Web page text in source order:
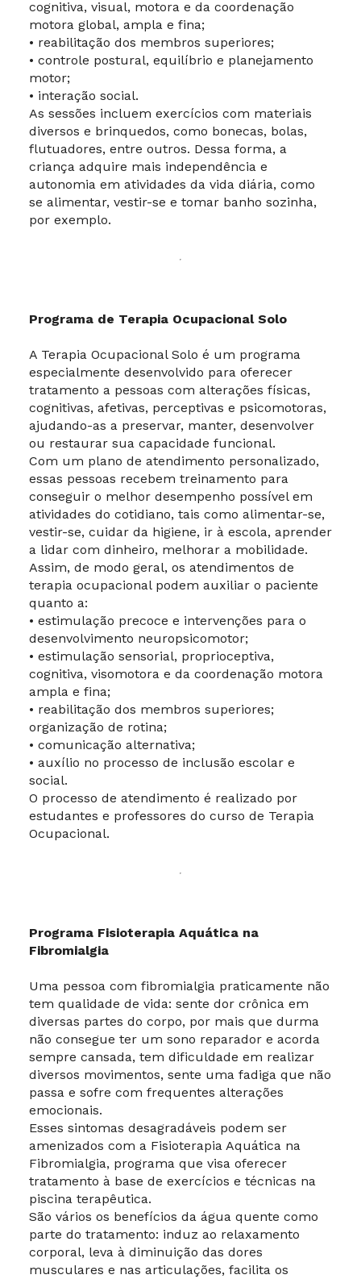
cognitiva, visual, motora e da coordenação
motora global, ampla e fina;
• reabilitação dos membros superiores;
• controle postural, equilíbrio e planejamento
motor;
• interação social.
As sessões incluem exercícios com materiais
diversos e brinquedos, como bonecas, bolas,
flutuadores, entre outros. Dessa forma, a
criança adquire mais independência e
autonomia em atividades da vida diária, como
se alimentar, vestir-se e tomar banho sozinha,
por exemplo.
Programa de Terapia Ocupacional Solo
A Terapia Ocupacional Solo é um programa
especialmente desenvolvido para oferecer
tratamento a pessoas com alterações físicas,
cognitivas, afetivas, perceptivas e psicomotoras,
ajudando-as a preservar, manter, desenvolver
ou restaurar sua capacidade funcional.
Com um plano de atendimento personalizado,
essas pessoas recebem treinamento para
conseguir o melhor desempenho possível em
atividades do cotidiano, tais como alimentar-se,
vestir-se, cuidar da higiene, ir à escola, aprender
a lidar com dinheiro, melhorar a mobilidade.
Assim, de modo geral, os atendimentos de
terapia ocupacional podem auxiliar o paciente
quanto a:
• estimulação precoce e intervenções para o
desenvolvimento neuropsicomotor;
• estimulação sensorial, proprioceptiva,
cognitiva, visomotora e da coordenação motora
ampla e fina;
• reabilitação dos membros superiores;
organização de rotina;
• comunicação alternativa;
• auxílio no processo de inclusão escolar e
social.
O processo de atendimento é realizado por
estudantes e professores do curso de Terapia
Ocupacional.
Programa Fisioterapia Aquática na
Fibromialgia
Uma pessoa com fibromialgia praticamente não
tem qualidade de vida: sente dor crônica em
diversas partes do corpo, por mais que durma
não consegue ter um sono reparador e acorda
sempre cansada, tem dificuldade em realizar
diversos movimentos, sente uma fadiga que não
passa e sofre com frequentes alterações
emocionais.
Esses sintomas desagradáveis podem ser
amenizados com a Fisioterapia Aquática na
Fibromialgia, programa que visa oferecer
tratamento à base de exercícios e técnicas na
piscina terapêutica.
São vários os benefícios da água quente como
parte do tratamento: induz ao relaxamento
corporal, leva à diminuição das dores
musculares e nas articulações, facilita os